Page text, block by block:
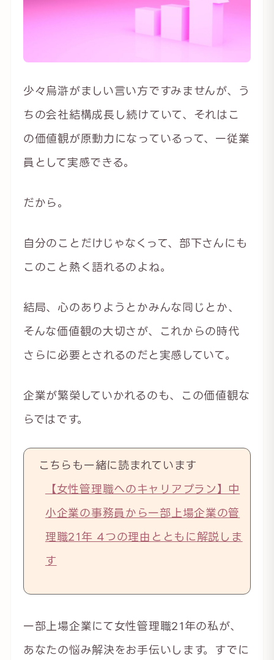
少々烏滸がましい言い方ですみませんが、う
ちの会社結構成長し続けていて、それはこ
の価値観が原動力になっているって、一従業
員として実感できる。
だから。
自分のことだけじゃなくって、部下さんにも
このこと熱く語れるのよね。
結局、心のありようとかみんな同じとか、
そんな価値観の大切さが、これからの時代
さらに必要とされるのだと実感していて。
企業が繁榮していかれるのも、この価値観な
らではです。
こちらも一緒に読まれています
【女性管理職へのキャリアプラン】中
小企業の事務員から一部上場企業の管
理職21年 4つの理由とともに解説しま
す
一部上場企業にて女性管理職21年の私が、
あなたの悩み解決をお手伝いします。すでに